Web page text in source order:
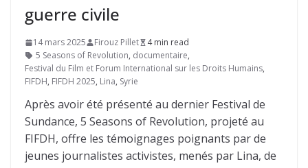
guerre civile
14 mars 2025 Firouz Pillet
4 min read
5 Seasons of Revolution, documentaire,
Festival du Film et Forum International sur les Droits Humains,
FIFDH, FIFDH 2025, Lina, Syrie
Après avoir été présenté au dernier Festival de
Sundance, 5 Seasons of Revolution, projeté au
FIFDH, offre les témoignages poignants par de
jeunes journalistes activistes, menés par Lina, de